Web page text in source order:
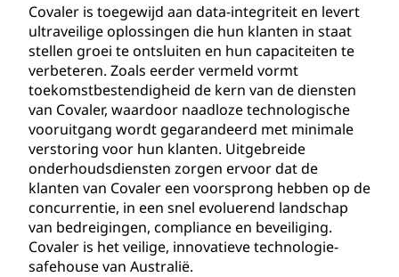
Covaler is toegewijd aan data-integriteit en levert
ultraveilige oplossingen die hun klanten in staat
stellen groei te ontsluiten en hun capaciteiten te
verbeteren. Zoals eerder vermeld vormt
toekomstbestendigheid de kern van de diensten
van Covaler, waardoor naadloze technologische
vooruitgang wordt gegarandeerd met minimale
verstoring voor hun klanten. Uitgebreide
onderhoudsdiensten zorgen ervoor dat de
klanten van Covaler een voorsprong hebben op de
concurrentie, in een snel evoluerend landschap
van bedreigingen, compliance en beveiliging.
Covaler is het veilige, innovatieve technologie-
safehouse van Australië.